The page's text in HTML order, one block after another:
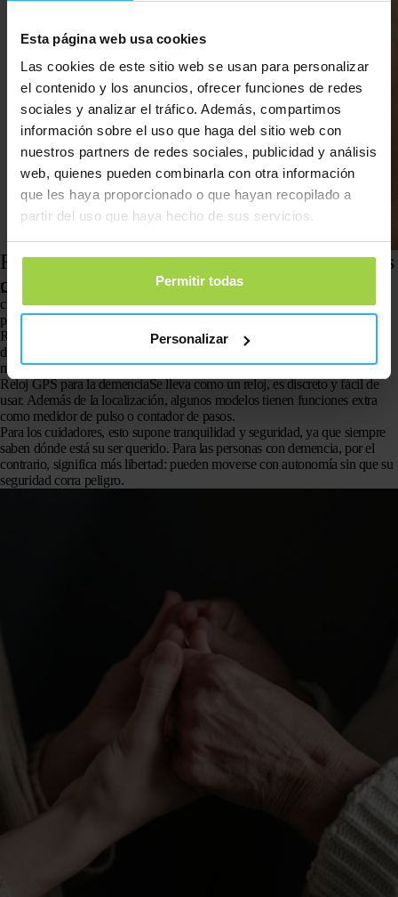
Esta página web usa cookies
Las cookies de este sitio web se usan para personalizar
el contenido y los anuncios, ofrecer funciones de redes
sociales y analizar el tráfico. Además, compartimos
información sobre el uso que haga del sitio web con
nuestros partners de redes sociales, publicidad y análisis
web, quienes pueden combinarla con otra información
que les haya proporcionado o que hayan recopilado a
partir del uso que haya hecho de sus servicios.
Permitir todas
Personalizar
Recursos: rastreador GPS y reloj GPS para personas
con demencia
Las herramientas tecnológicas cobran cada vez más importancia en el
cuidado informal. Se han vuelto indispensables, sobre todo paralas
personas con demencia que se pierden.
Rastreador GPS
para personas condemencia
Un pequeño dispositivo fácil
de llevar, por ejemplo, en el bolsillo de la chaqueta o en el llavero. A
menudo viene con unbotón SOSpara pedir ayuda de inmediato.
Reloj GPS para la demenciaSe lleva como un reloj, es discreto y fácil de
usar. Además de la localización, algunos modelos tienen funciones extra
como medidor de pulso o contador de pasos.
Para los cuidadores, esto supone tranquilidad y seguridad, ya que siempre
saben dónde está su ser querido. Para las personas con demencia, por el
contrario, significa más libertad: pueden moverse con autonomía sin que su
seguridad corra peligro.